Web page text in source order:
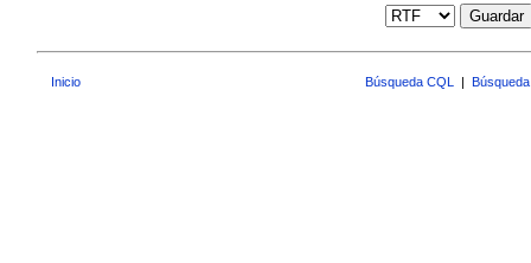
Guardar
Inicio Búsqueda CQL